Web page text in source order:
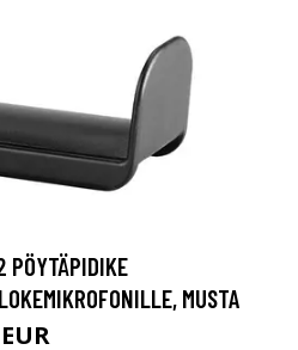
PÖYTÄPIDIKE
MUSTA